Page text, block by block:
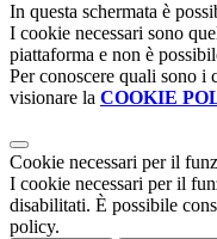
In questa schermata è
I cookie necessari sono
piattaforma e non è
Per conoscere quali sono i
visionare la COOKIE
Cookie necessari per il
I cookie necessari per il
disabilitati. È possibile
policy.